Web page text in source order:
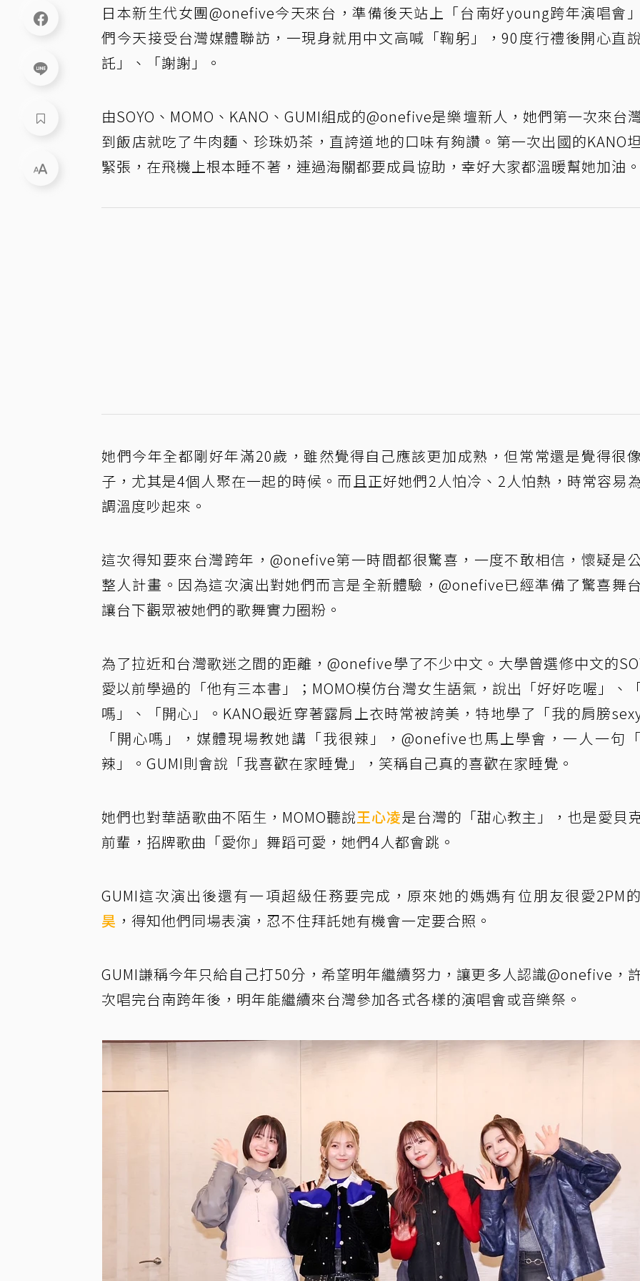
日本新生代女團@onefive今天來台，準備後天站上「台南好young跨年演唱會
們今天接受台灣媒體聯訪，一現身就用中文高喊「鞠躬」，90度行禮後開心直
託」、「謝謝」。
由SOYO、MOMO、KANO、GUMI組成的@onefive是樂壇新人，她們第一次來台
到飯店就吃了牛肉麵、珍珠奶茶，直誇道地的口味有夠讚。第一次出國的KANO
緊張，在飛機上根本睡不著，連過海關都要成員協助，幸好大家都溫暖幫她加油。
她們今年全都剛好年滿20歲，雖然覺得自己應該更加成熟，但常常還是覺得很
子，尤其是4個人聚在一起的時候。而且正好她們2人怕冷、2人怕熱，時常容易
調溫度吵起來。
這次得知要來台灣跨年，@onefive第一時間都很驚喜，一度不敢相信，懷疑是
整人計畫。因為這次演出對她們而言是全新體驗，@onefive已經準備了驚喜舞
讓台下觀眾被她們的歌舞實力圈粉。
為了拉近和台灣歌迷之間的距離，@onefive學了不少中文。大學曾選修中文的
愛以前學過的「他有三本書」；MOMO模仿台灣女生語氣，說出「好好吃喔」、
嗎」、「開心」。KANO最近穿著露肩上衣時常被誇美，特地學了「我的肩膀
「開心嗎」，媒體現場教她講「我很辣」，@onefive也馬上學會，一人一句
辣」。GUMI則會說「我喜歡在家睡覺」，笑稱自己真的喜歡在家睡覺。
她們也對華語歌曲不陌生，MOMO聽說王心凌是台灣的「甜心教主」，也是愛貝
前輩，招牌歌曲「愛你」舞蹈可愛，她們4人都會跳。
GUMI這次演出後還有一項超級任務要完成，原來她的媽媽有位朋友很愛2PM的
昊 ，得知他們同場表演，忍不住拜託她有機會一定要合照。
GUMI謙稱今年只給自己打50分，希望明年繼續努力，讓更多人認識@onefive，
次唱完台南跨年後，明年能繼續來台灣參加各式各樣的演唱會或音樂祭。